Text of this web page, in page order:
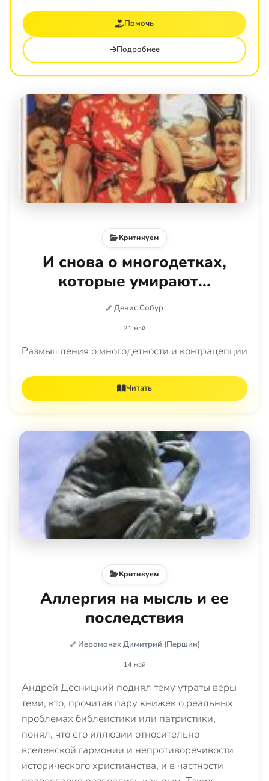
Помочь
Подробнее
Критикуем
И снова о многодетках,
которые умирают...
Денис Собур
21 май
Размышления о многодетности и контрацепции
Читать
Критикуем
Аллергия на мысль и ее
последствия
Иеромонах Димитрий (Першин)
14 май
Андрей Десницкий поднял тему утраты веры
теми, кто, прочитав пару книжек о реальных
проблемах библеистики или патристики,
понял, что его иллюзии относительно
вселенской гармонии и непротиворечивости
исторического христианства, и в частности